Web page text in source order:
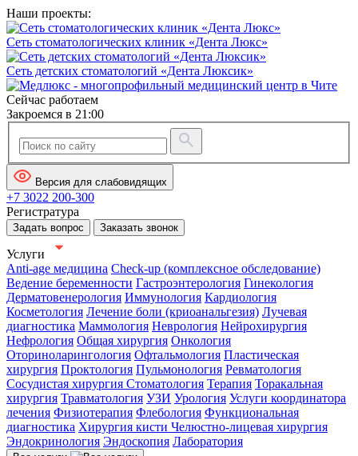
Наши проекты:
Сеть стоматологических клиник «Дента Люкс»
Сеть детских стоматологий «Дента Люксик»
Сейчас работаем
Закроемся в 21:00
Версия для слабовидящих
+7 3022 200-300
Регистратура
Задать вопрос Заказать звонок
Услуги
Anti-age медицина Check-up (комплексное обследование)
Ведение беременности Гастроэнтерология Гинекология
Дерматовенерология Иммунология Кардиология
Косметология Лечение боли (криоанальгезия) Лучевая
диагностика Маммология Неврология Нейрохирургия
Нефрология Общая хирургия Онкология
Оториноларингология Офтальмология Пластическая
хирургия Проктология Пульмонология Ревматология
Сосудистая хирургия Стоматология Терапия Торакальная
хирургия Травматология УЗИ Урология Услуги координатора
лечения Физиотерапия Флебология Функциональная
диагностика Хирургия кисти Челюстно-лицевая хирургия
Эндокринология Эндоскопия Лаборатория